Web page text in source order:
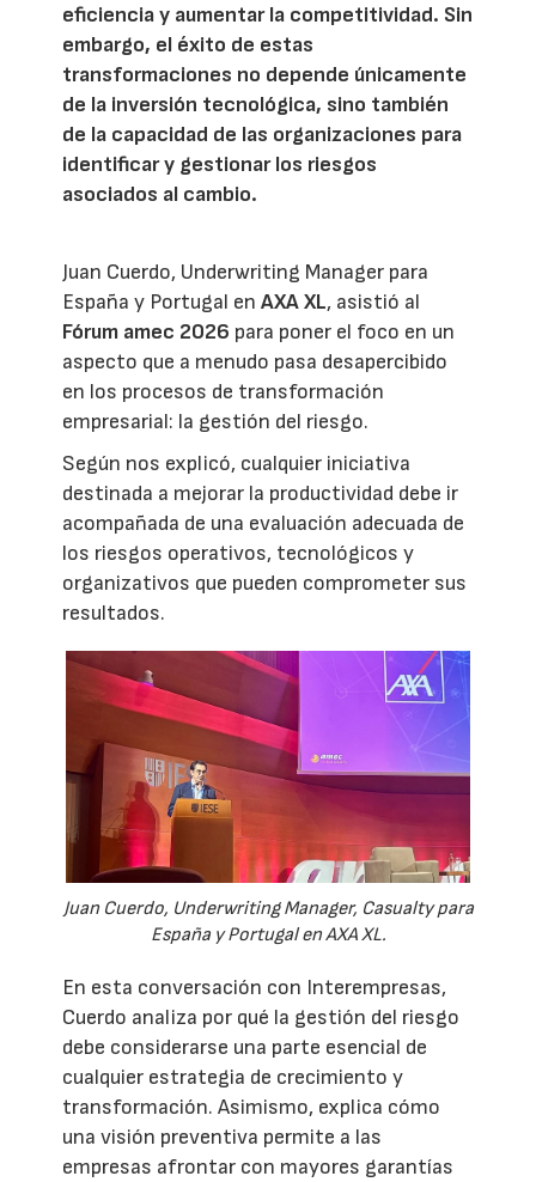
eficiencia y aumentar la competitividad. Sin
embargo, el éxito de estas
transformaciones no depende únicamente
de la inversión tecnológica, sino también
de la capacidad de las organizaciones para
identificar y gestionar los riesgos
asociados al cambio.
Juan Cuerdo, Underwriting Manager para
España y Portugal enAXA XL, asistió al
Fórum amec 2026 para poner el foco en un
aspecto que a menudo pasa desapercibido
en los procesos de transformación
empresarial: la gestión del riesgo.
Según nos explicó, cualquier iniciativa
destinada a mejorar la productividad debe ir
acompañada de una evaluación adecuada de
los riesgos operativos, tecnológicos y
organizativos que pueden comprometer sus
resultados.
Juan Cuerdo, Underwriting Manager, Casualty para
España y Portugal en AXA XL.
En esta conversación con Interempresas,
Cuerdo analiza por qué la gestión del riesgo
debe considerarse una parte esencial de
cualquier estrategia de crecimiento y
transformación. Asimismo, explica cómo
una visión preventiva permite a las
empresas afrontar con mayores garantías